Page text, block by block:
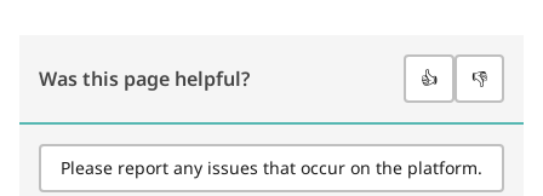
Was this page helpful? 👍 👎
Please report any issues that occur on the platform.